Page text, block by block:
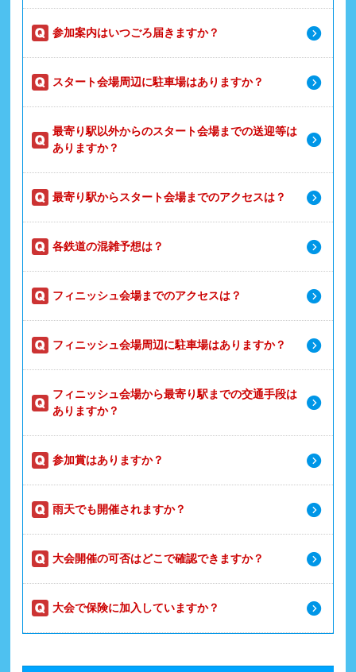
参加案内はいつごろ届きますか？
スタート会場周辺に駐車場はありますか？
最寄り駅以外からのスタート会場までの送迎等は
ありますか？
最寄り駅からスタート会場までのアクセスは？
各鉄道の混雑予想は？
フィニッシュ会場までのアクセスは？
フィニッシュ会場周辺に駐車場はありますか？
フィニッシュ会場から最寄り駅までの交通手段は
ありますか？
参加賞はありますか？
雨天でも開催されますか？
大会開催の可否はどこで確認できますか？
大会で保険に加入していますか？